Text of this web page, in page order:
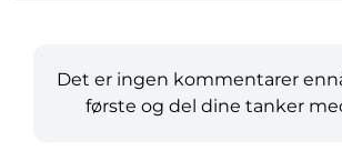
Det er ingen kommentarer
første og del dine tanker